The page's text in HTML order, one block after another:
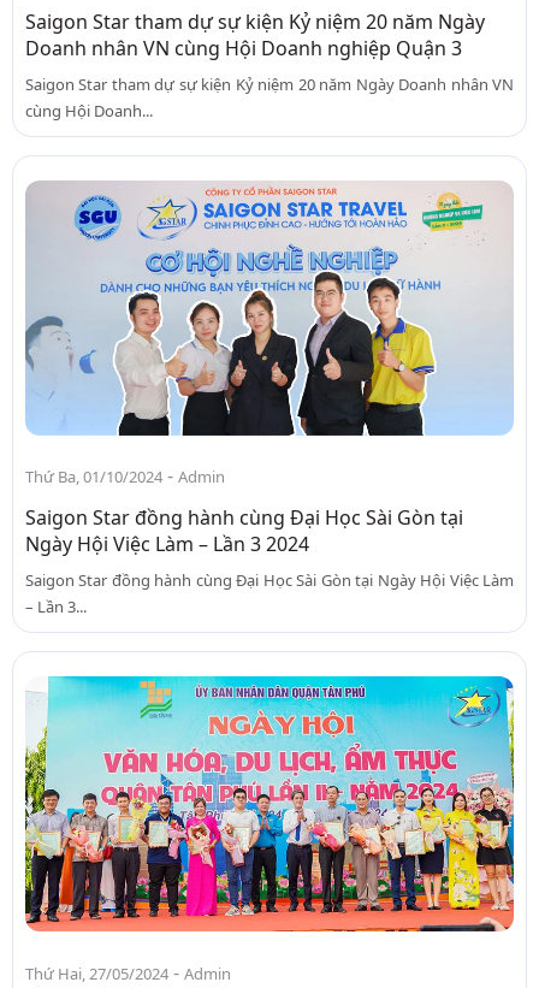
Saigon Star tham dự sự kiện Kỷ niệm 20 năm Ngày
Doanh nhân VN cùng Hội Doanh nghiệp Quận 3
Saigon Star tham dự sự kiện Kỷ niệm 20 năm Ngày Doanh nhân VN
cùng Hội Doanh...
Thứ Ba, 01/10/2024 - Admin
Saigon Star đồng hành cùng Đại Học Sài Gòn tại
Ngày Hội Việc Làm – Lần 3 2024
Saigon Star đồng hành cùng Đại Học Sài Gòn tại Ngày Hội Việc Làm
– Lần 3...
Thứ Hai, 27/05/2024 - Admin